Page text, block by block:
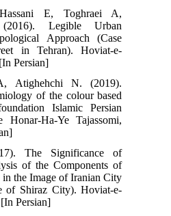
E, Toghraei A,
Legible Urban
Approach (Case
in Tehran). Hoviat-e-
Persian]
Atighehchi N. (2019).
of the colour based
Islamic Persian
Honar-Ha-Ye Tajassomi,
The Significance of
of the Components of
the Image of Iranian City
of Shiraz City). Hoviat-e-
Persian]